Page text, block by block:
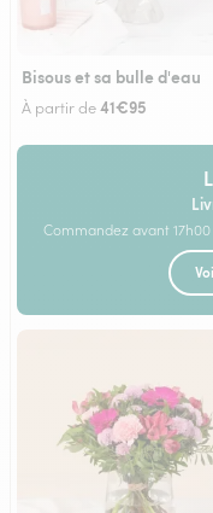
Bisous et sa bulle d'eau
À partir de41€95
Commandez avant